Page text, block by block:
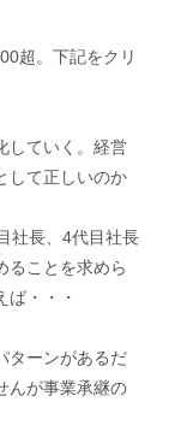
超。下記をクリ
していく。経営
して正しいのか
社長、4代目社長
ることを求めら
ば・・・
ターンがあるだ
んが事業承継の